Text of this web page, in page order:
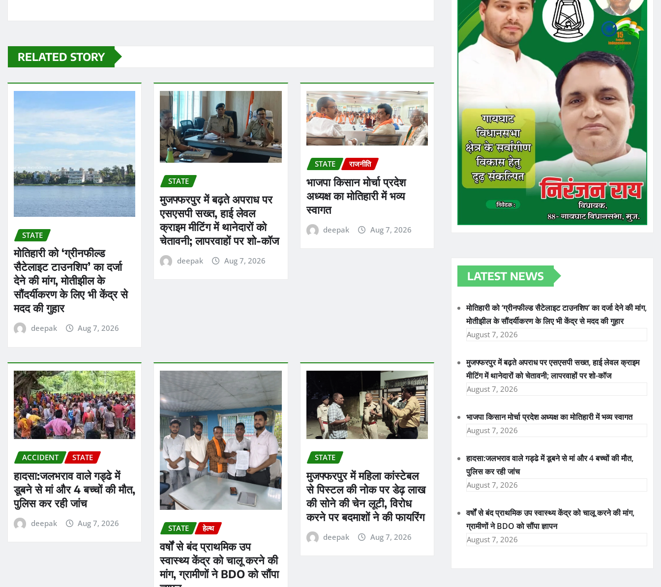
RELATED STORY
STATE
मोतिहारी को ‘ग्रीनफील्ड
सैटेलाइट टाउनशिप’ का दर्जा
देने की मांग, मोतीझील के
सौंदर्यीकरण के लिए भी केंद्र से
मदद की गुहार
deepak Aug 7, 2026
STATE
मुजफ्फरपुर में बढ़ते अपराध पर
एसएसपी सख्त, हाई लेवल
क्राइम मीटिंग में थानेदारों को
चेतावनी; लापरवाहों पर शो-कॉज
deepak Aug 7, 2026
STATE राजनीति
भाजपा किसान मोर्चा प्रदेश
अध्यक्ष का मोतिहारी में भव्य
स्वागत
deepak Aug 7, 2026
ACCIDENT STATE
हादसा:जलभराव वाले गड्ढे में
डूबने से मां और 4 बच्चों की मौत,
पुलिस कर रही जांच
deepak Aug 7, 2026
STATE हेल्थ
वर्षों से बंद प्राथमिक उप
स्वास्थ्य केंद्र को चालू करने की
मांग, ग्रामीणों ने BDO को सौंपा
STATE
मुजफ्फरपुर में महिला कांस्टेबल
से पिस्टल की नोक पर डेढ़ लाख
की सोने की चेन लूटी, विरोध
करने पर बदमाशों ने की फायरिंग
deepak Aug 7, 2026
LATEST NEWS
मोतिहारी को ‘ग्रीनफील्ड सैटेलाइट टाउनशिप’ का दर्जा देने की मांग,
मोतीझील के सौंदर्यीकरण के लिए भी केंद्र से मदद की गुहार
August 7, 2026
मुजफ्फरपुर में बढ़ते अपराध पर एसएसपी सख्त, हाई लेवल क्राइम
मीटिंग में थानेदारों को चेतावनी; लापरवाहों पर शो-कॉज
August 7, 2026
भाजपा किसान मोर्चा प्रदेश अध्यक्ष का मोतिहारी में भव्य स्वागत
August 7, 2026
हादसा:जलभराव वाले गड्ढे में डूबने से मां और 4 बच्चों की मौत,
पुलिस कर रही जांच
August 7, 2026
वर्षों से बंद प्राथमिक उप स्वास्थ्य केंद्र को चालू करने की मांग,
ग्रामीणों ने BDO को सौंपा ज्ञापन
August 7, 2026